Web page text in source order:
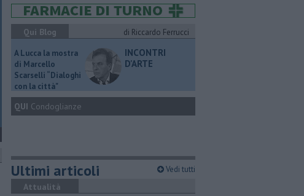
Qui Blog
di Riccardo Ferrucci
A Lucca la mostra
di Marcello
Scarselli “Dialoghi
con la città"
INCONTRI
D'ARTE
QUI Condoglianze
Ultimi articoli Vedi tutti
Attualità